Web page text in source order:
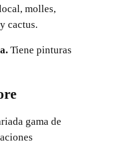
molles,
cactus.
Tiene pinturas
gama de